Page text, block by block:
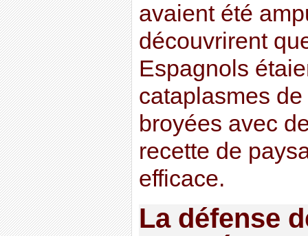
avaient été
découvrirent
Espagnols
cataplasmes
broyées avec
recette de
efficace.
La défense